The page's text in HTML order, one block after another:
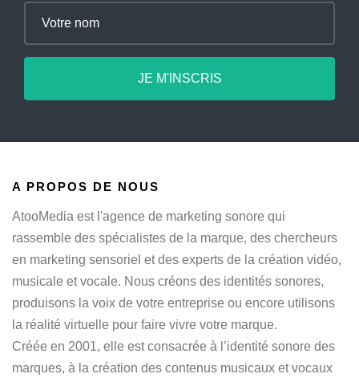
JE M'INSCRIS
A PROPOS DE NOUS
AtooMedia est l'agence de marketing sonore qui
rassemble des spécialistes de la marque, des chercheurs
en marketing sensoriel et des experts de la création vidéo,
musicale et vocale. Nous créons des identités sonores,
produisons la voix de votre entreprise ou encore utilisons
la réalité virtuelle pour faire vivre votre marque.
Créée en 2001, elle est consacrée à l’identité sonore des
marques, à la création des contenus musicaux et vocaux